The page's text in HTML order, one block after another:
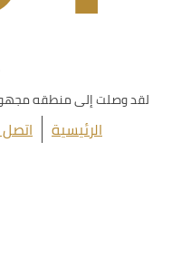
لقد وصلت إلى منطقه
الرئيسية اتصل